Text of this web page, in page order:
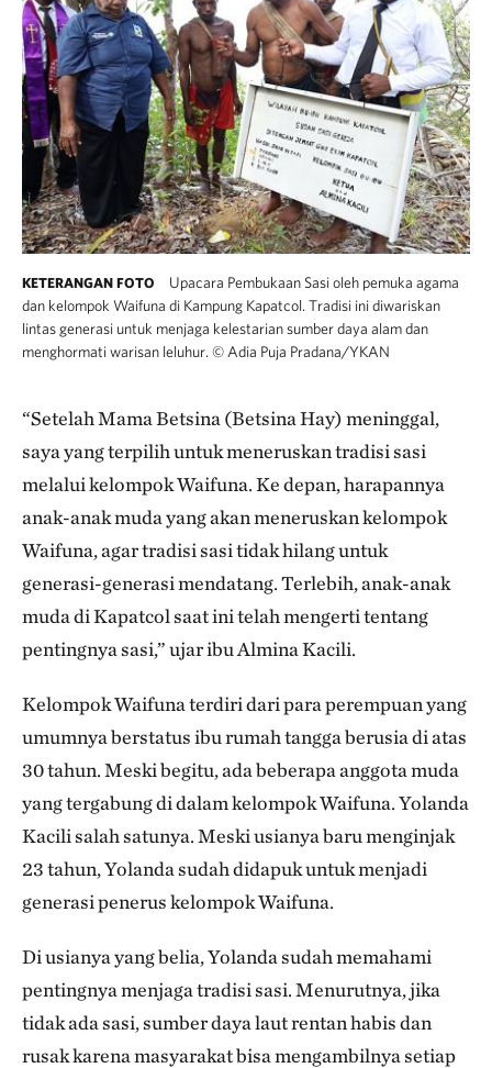
KETERANGAN FOTO
Upacara Pembukaan Sasi oleh pemuka agama
dan kelompok Waifuna di Kampung Kapatcol. Tradisi ini diwariskan
lintas generasi untuk menjaga kelestarian sumber daya alam dan
menghormati warisan leluhur. © Adia Puja Pradana/YKAN
“Setelah Mama Betsina (Betsina Hay) meninggal,
saya yang terpilih untuk meneruskan tradisi sasi
melalui kelompok Waifuna. Ke depan, harapannya
anak-anak muda yang akan meneruskan kelompok
Waifuna, agar tradisi sasi tidak hilang untuk
generasi-generasi mendatang. Terlebih, anak-anak
muda di Kapatcol saat ini telah mengerti tentang
pentingnya sasi,” ujar ibu Almina Kacili.
Kelompok Waifuna terdiri dari para perempuan yang
umumnya berstatus ibu rumah tangga berusia di atas
30 tahun. Meski begitu, ada beberapa anggota muda
yang tergabung di dalam kelompok Waifuna. Yolanda
Kacili salah satunya. Meski usianya baru menginjak
23 tahun, Yolanda sudah didapuk untuk menjadi
generasi penerus kelompok Waifuna.
Di usianya yang belia, Yolanda sudah memahami
pentingnya menjaga tradisi sasi. Menurutnya, jika
tidak ada sasi, sumber daya laut rentan habis dan
rusak karena masyarakat bisa mengambilnya setiap